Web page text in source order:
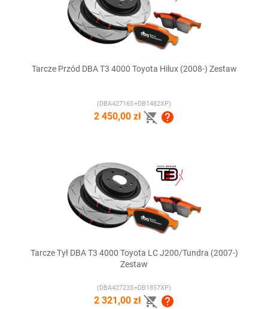
Tarcze Przód DBA T3 4000 Toyota Hilux (2008-) Zestaw
(DBA42716S+DB1482XP)
2 450,00 zł  
Tarcze Tył DBA T3 4000 Toyota LC J200/Tundra (2007-)
Zestaw
(DBA42723S+DB1857XP)
2 321,00 zł  